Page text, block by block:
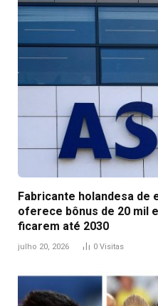
Fabricante holandesa de
oferece bônus de 20 mil
ficarem até 2030
julho 20, 2026 0 Visitas